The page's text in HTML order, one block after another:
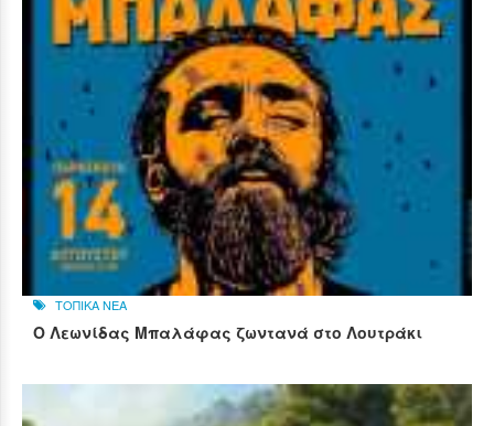
ΤΟΠΙΚΑ ΝΕΑ
Ο Λεωνίδας Μπαλάφας ζωντανά στο Λουτράκι